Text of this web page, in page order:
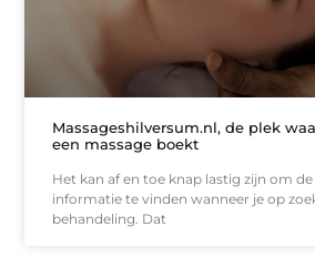
Massageshilversum.nl, de plek
een massage boekt
Het kan af en toe knap lastig zijn om
informatie te vinden wanneer je op
behandeling. Dat